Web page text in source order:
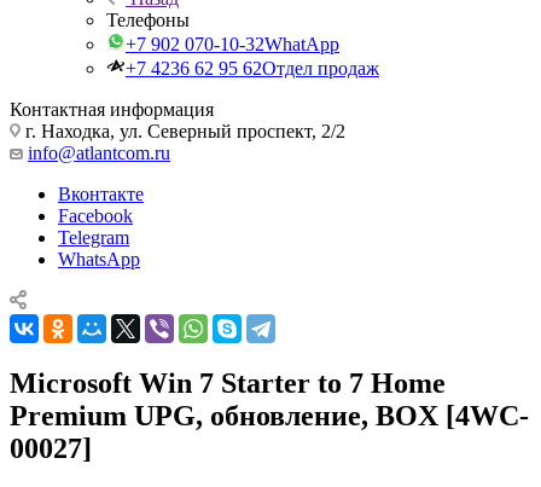
Телефоны
+7 902 070-10-32WhatApp
+7 4236 62 95 62Отдел продаж
Контактная информация
г. Находка, ул. Северный проспект, 2/2
info@atlantcom.ru
Вконтакте
Facebook
Telegram
WhatsApp
Microsoft Win 7 Starter to 7 Home
Premium UPG, обновление, BOX [4WC-
00027]